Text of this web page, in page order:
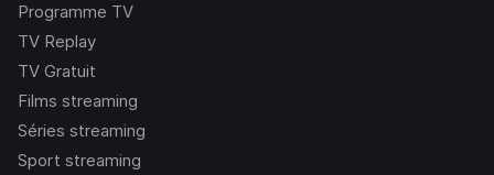
Programme TV
TV Replay
TV Gratuit
Films streaming
Séries streaming
Sport streaming